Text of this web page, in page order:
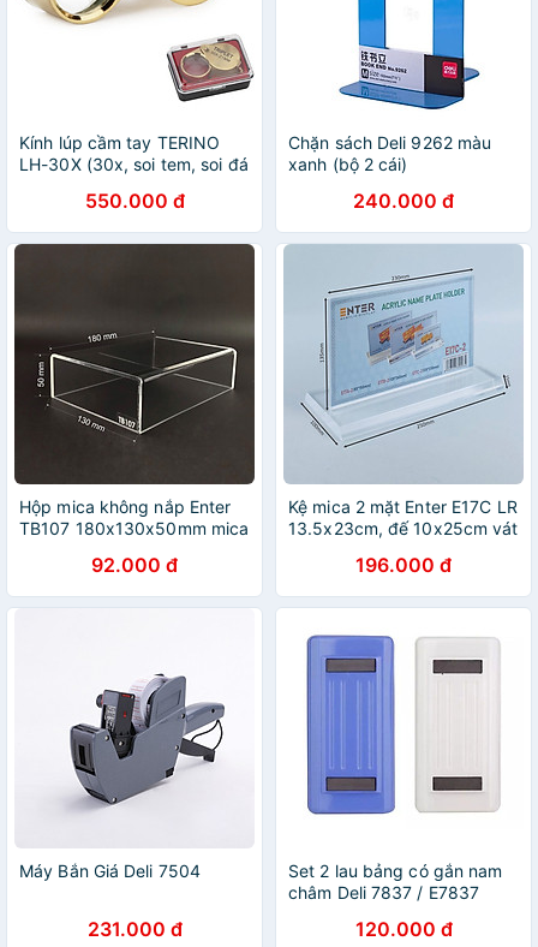
Kính lúp cầm tay TERINO
LH-30X (30x, soi tem, soi đá
550.000 đ
Chặn sách Deli 9262 màu
xanh (bộ 2 cái)
240.000 đ
Hộp mica không nắp Enter
TB107 180x130x50mm mica
kéo hộc tủ, Khay nhựa đựng
đồ dùng
92.000 đ
Kệ mica 2 mặt Enter E17C LR
13.5x23cm, đế 10x25cm vát
196.000 đ
Máy Bắn Giá Deli 7504
231.000 đ
Set 2 lau bảng có gắn nam
châm Deli 7837 / E7837
7810 / E7810120.000 đ